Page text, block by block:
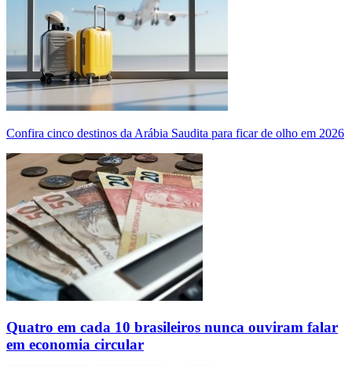
Confira cinco destinos da Arábia Saudita para ficar de olho em 2026
Quatro em cada 10 brasileiros nunca ouviram falar
em economia circular